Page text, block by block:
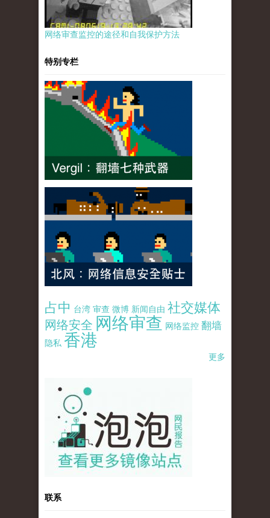
网络审查监控的途径和自我保护方法
特别专栏
占中 台湾 审查 微博 新闻自由 社交媒体
网络安全 网络审查 网络监控 翻墙
隐私 香港
更多
pao-pao-banner-mirror-site-120814.jpg
联系